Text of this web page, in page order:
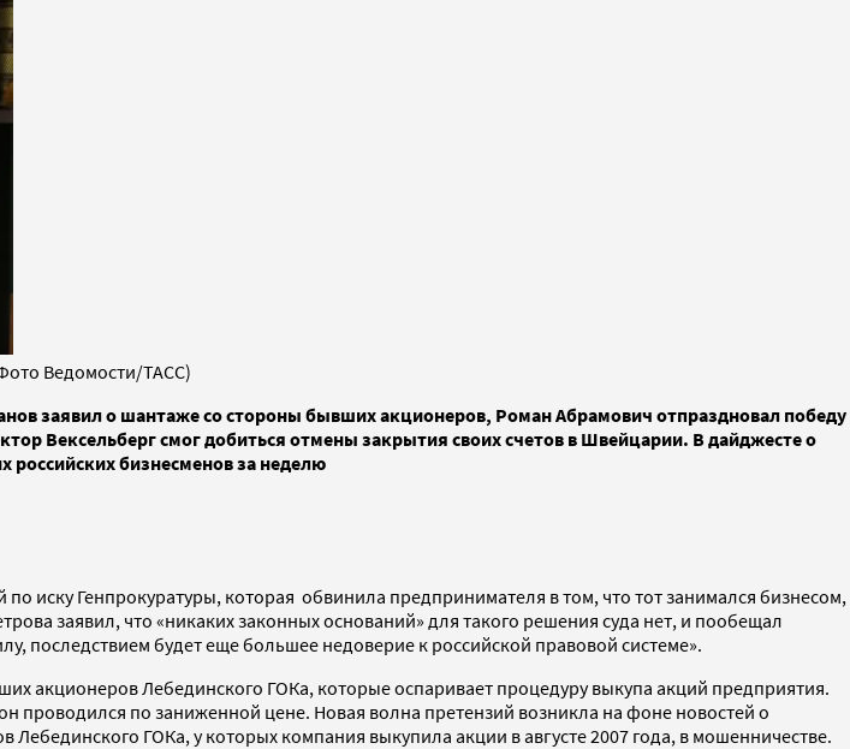
Ведомости/ТАСС)
заявил о шантаже со стороны бывших акционеров, Роман Абрамович отпраздновал победу
Вексельберг смог добиться отмены закрытия своих счетов в Швейцарии. В дайджесте о
российских бизнесменов за неделю
по иску Генпрокуратуры, которая обвинила предпринимателя в том, что тот занимался бизнесом,
заявил, что «никаких законных оснований» для такого решения суда нет, и пообещал
последствием будет еще большее недоверие к российской правовой системе».
акционеров Лебединского ГОКа, которые оспаривает процедуру выкупа акций предприятия.
проводился по заниженной цене. Новая волна претензий возникла на фоне новостей о
ГОКа, у которых компания выкупила акции в августе 2007 года, в мошенничестве.